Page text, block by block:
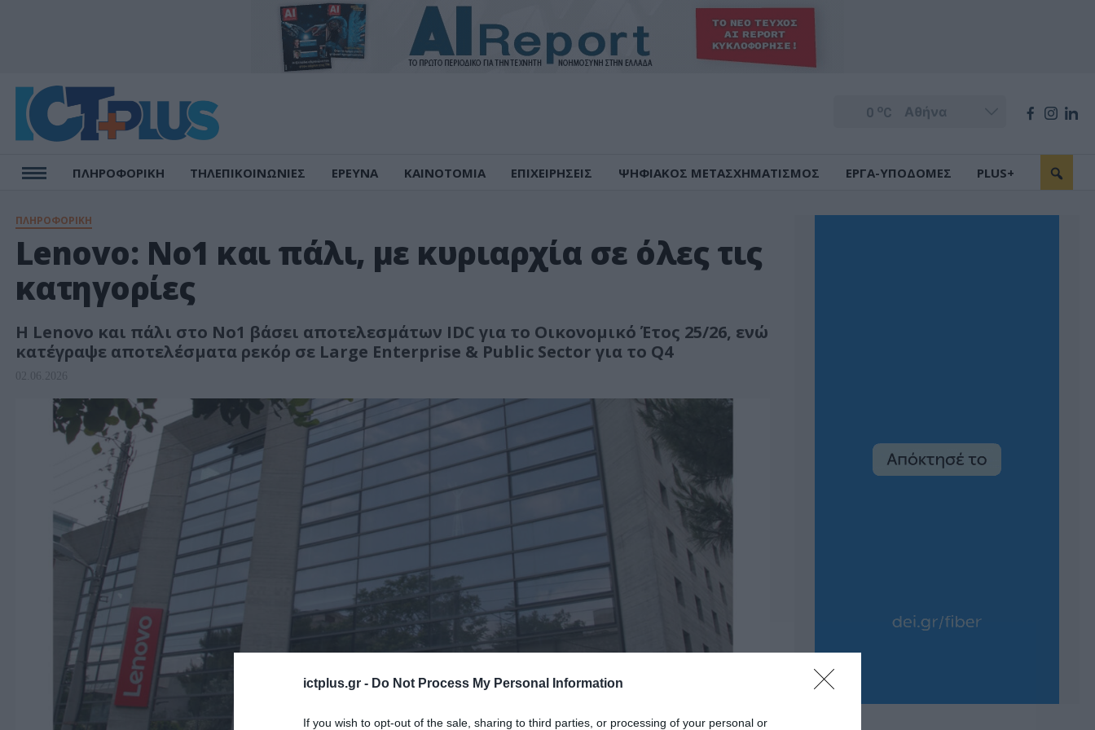
ictplus.gr - Do Not Process My Personal Information
If you wish to opt-out of the sale, sharing to third parties, or processing of your personal or
0 oC
ΠΛΗΡΟΦΟΡΙΚΗ ΤΗΛΕΠΙΚΟΙΝΩΝΙΕΣ ΕΡΕΥΝΑ ΚΑΙΝΟΤΟΜΙΑ ΕΠΙΧΕΙΡΗΣΕΙΣ ΨΗΦΙΑΚΟΣ ΜΕΤΑΣΧΗΜΑΤΙΣΜΟΣ ΕΡΓΑ-ΥΠΟΔΟΜΕΣ PLUS+
ΠΛΗΡΟΦΟΡΙΚΗ
Lenovo: No1 και πάλι, με κυριαρχία σε όλες τις
κατηγορίες
Η Lenovo και πάλι στο Νο1 βάσει αποτελεσμάτων IDC για το Οικονομικό Έτος 25/26, ενώ
κατέγραψε αποτελέσματα ρεκόρ σε Large Enterprise & Public Sector για το Q4
02.06.2026